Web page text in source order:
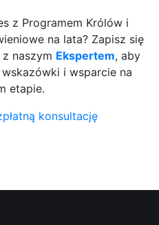
z Programem Królów i
na lata? Zapisz się
naszym Ekspertem, aby
i wsparcie na
etapie.
konsultację